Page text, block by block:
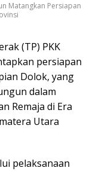
Matangkan Persiapan
(TP) PKK
persiapan
Dolok, yang
dalam
Remaja di Era
Utara
pelaksanaan